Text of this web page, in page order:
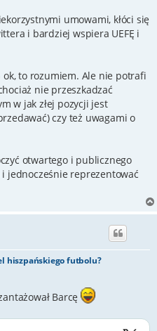
umowami, kłóci się
i bardziej wspiera UEFĘ i
ok, to rozumiem. Ale nie potrafi
nie przeszkadzać
w jak złej pozycji jest
czy też uwagami o
otwartego i publicznego
jednocześnie reprezentować
hiszpańskiego futbolu?
Barcę